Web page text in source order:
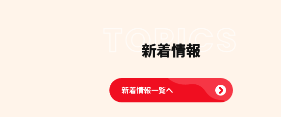
TOPICS
新着情報
新着情報一覧へ